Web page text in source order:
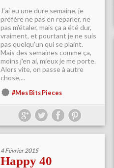
J'ai eu une dure semaine, je
préfère ne pas en reparler, ne
pas m'étaler, mais ça a été dur,
vraiment, et pourtant je ne suis
pas quelqu'un qui se plaint.
Mais des semaines comme ça,
moins j'en ai, mieux je me porte.
Alors vite, on passe à autre
chose,...
#Mes Bits Pieces
4 Février 2015
Happy 40